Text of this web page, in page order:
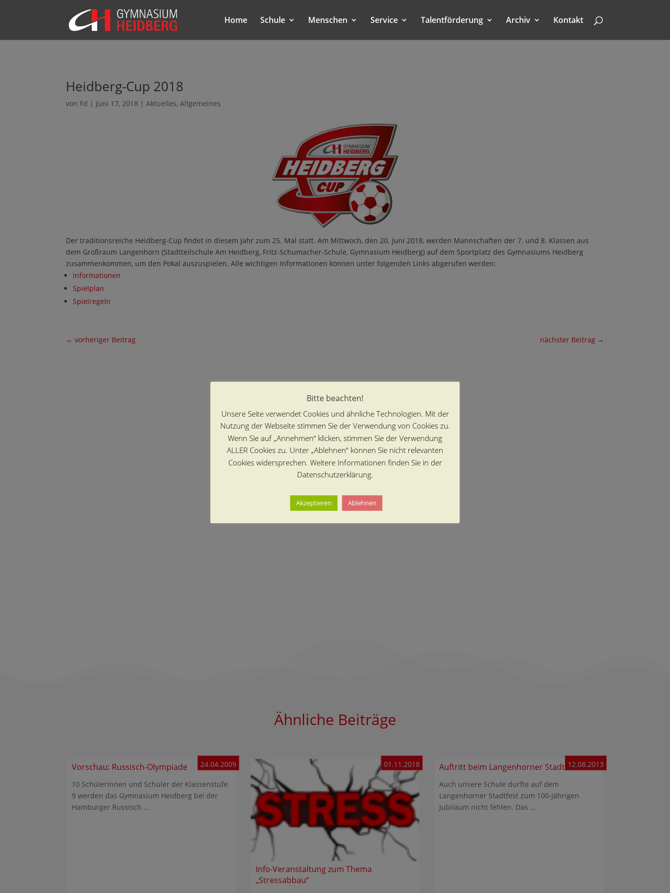
Home Schule Menschen Service Talentförderung Archiv Kontakt
Heidberg-Cup 2018
von Fd | Juni 17, 2018 | Aktuelles, Allgemeines
Der traditionsreiche Heidberg-Cup findet in diesem Jahr zum 25. Mal statt. Am Mittwoch, den 20. Juni 2018, werden Mannschaften der 7. und 8. Klassen aus
dem Großraum Langenhorn (Stadtteilschule Am Heidberg, Fritz-Schumacher-Schule, Gymnasium Heidberg) auf dem Sportplatz des Gymnasiums Heidberg
zusammenkommen, um den Pokal auszuspielen. Alle wichtigen Informationen können unter folgenden Links abgerufen werden:
Informationen
Spielplan
Spielregeln
← vorheriger Beitrag nächster Beitrag →
Ähnliche Beiträge
Vorschau: Russisch-Olympiade 24.04.2009
10 Schülerinnen und Schüler der Klassenstufe
9 werden das Gymnasium Heidberg bei der
Hamburger Russisch ...
Info-Veranstaltung zum Thema
„Stressabbau“
01.11.2018 Auftritt beim Langenhorner Stadtteilfest
12.08.2013
Auch unsere Schule durfte auf dem
Langenhorner Stadtfest zum 100-jährigen
Jubiläum nicht fehlen. Das ...
Bitte beachten!
Unsere Seite verwendet Cookies und ähnliche Technologien. Mit der
Nutzung der Webseite stimmen Sie der Verwendung von Cookies zu.
Wenn Sie auf „Annehmen“ klicken, stimmen Sie der Verwendung
ALLER Cookies zu. Unter „Ablehnen“ können Sie nicht relevanten
Cookies widersprechen. Weitere Informationen finden Sie in der
Datenschutzerklärung.
Akzeptieren Ablehnen